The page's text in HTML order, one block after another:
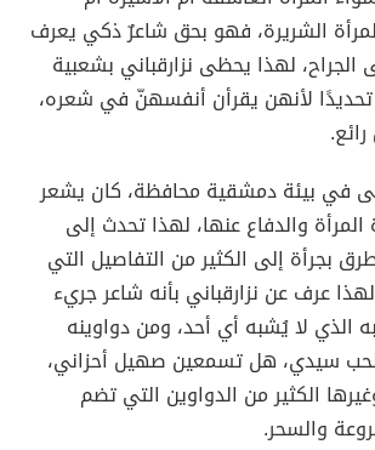
الشريرة، فهو بحق شاعرٌ ذكي يعرف
لهذا يحظى نزارقباني بشعبية
تحديدًا لأنهن يقرأن أنفسهنّ في شعره،
في بيئة دمشقية محافظة، كان يشعر
والدفاع عنها، لهذا تحدث إلى
بجرأة إلى الكثير من التفاصيل التي
عرف عن نزارقباني بأنه شاعر جريء
الذي لا يُشبه أي أحد، ومن دواوينه
سيدي، هل تسمعين صهيل أحزاني،
الكثير من الدواوين التي تضم
والسحر.